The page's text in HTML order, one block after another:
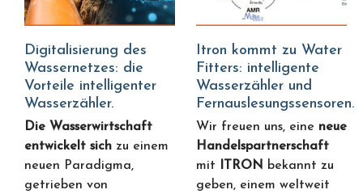
Digitalisierung des
Wassernetzes: die
Vorteile intelligenter
Wasserzähler.
Die Wasserwirtschaft
entwickelt sich zu einem
neuen Paradigma,
getrieben von
Itron kommt zu Water
Fitters: intelligente
Wasserzähler und
Fernauslesungssensoren.
Wir freuen uns, eine neue
Handelspartnerschaft
mit ITRON bekannt zu
geben, einem weltweit